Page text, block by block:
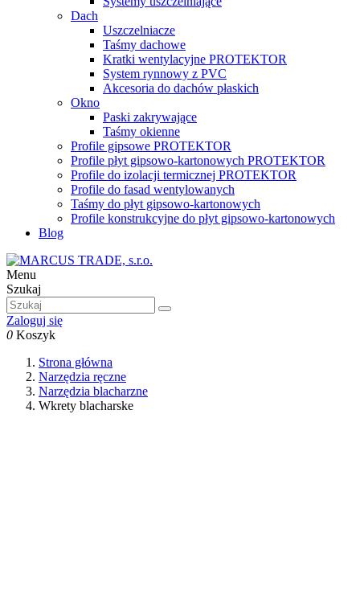
Dach
Uszczelniacze
Taśmy dachowe
Kratki wentylacyjne PROTEKTOR
System rynnowy z PVC
Akcesoria do dachów płaskich
Okno
Paski zakrywające
Taśmy okienne
Profile gipsowe PROTEKTOR
Profile płyt gipsowo-kartonowych PROTEKTOR
Profile do izolacji termicznej PROTEKTOR
Profile do fasad wentylowanych
Taśmy do płyt gipsowo-kartonowych
Profile konstrukcyjne do płyt gipsowo-kartonowych
Blog
Menu
Szukaj
Zaloguj się
0 Koszyk
Strona główna
Narzędzia ręczne
Narzędzia blacharzne
Wkrety blacharske